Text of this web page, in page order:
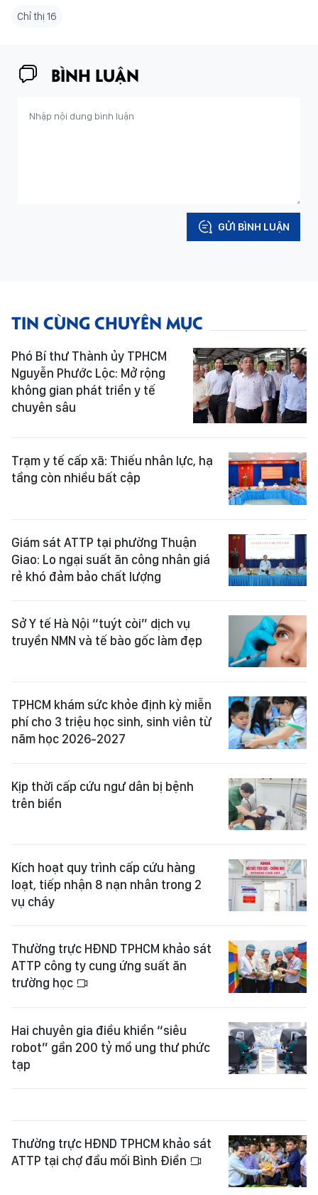
Chỉ thị 16
BÌNH LUẬN
GỬI BÌNH LUẬN
TIN CÙNG CHUYÊN MỤC
Phó Bí thư Thành ủy TPHCM
Nguyễn Phước Lộc: Mở rộng
không gian phát triển y tế
chuyên sâu
Trạm y tế cấp xã: Thiếu nhân lực, hạ
tầng còn nhiều bất cập
Giám sát ATTP tại phường Thuận
Giao: Lo ngại suất ăn công nhân giá
rẻ khó đảm bảo chất lượng
Sở Y tế Hà Nội “tuýt còi” dịch vụ
truyền NMN và tế bào gốc làm đẹp
TPHCM khám sức khỏe định kỳ miễn
phí cho 3 triệu học sinh, sinh viên từ
năm học 2026-2027
Kịp thời cấp cứu ngư dân bị bệnh
trên biển
Kích hoạt quy trình cấp cứu hàng
loạt, tiếp nhận 8 nạn nhân trong 2
vụ cháy
Thường trực HĐND TPHCM khảo sát
ATTP công ty cung ứng suất ăn
trường học
Hai chuyên gia điều khiển “siêu
robot” gần 200 tỷ mổ ung thư phức
tạp
Thường trực HĐND TPHCM khảo sát
ATTP tại chợ đầu mối Bình Điền